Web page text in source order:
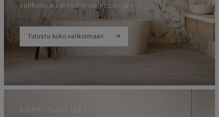
valikoiman inspiroivia kuoseja.
Tutustu koko valikoimaan
KAIKKI TUOTTEET